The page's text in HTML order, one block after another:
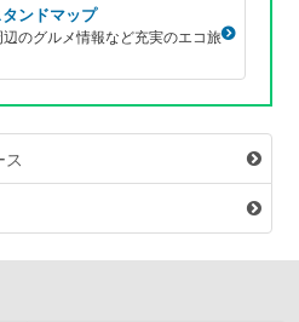
ンドマップ
辺のグルメ情報など充実のエコ旅